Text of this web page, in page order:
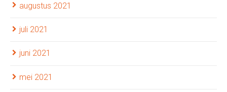
augustus 2021
juli 2021
juni 2021
mei 2021